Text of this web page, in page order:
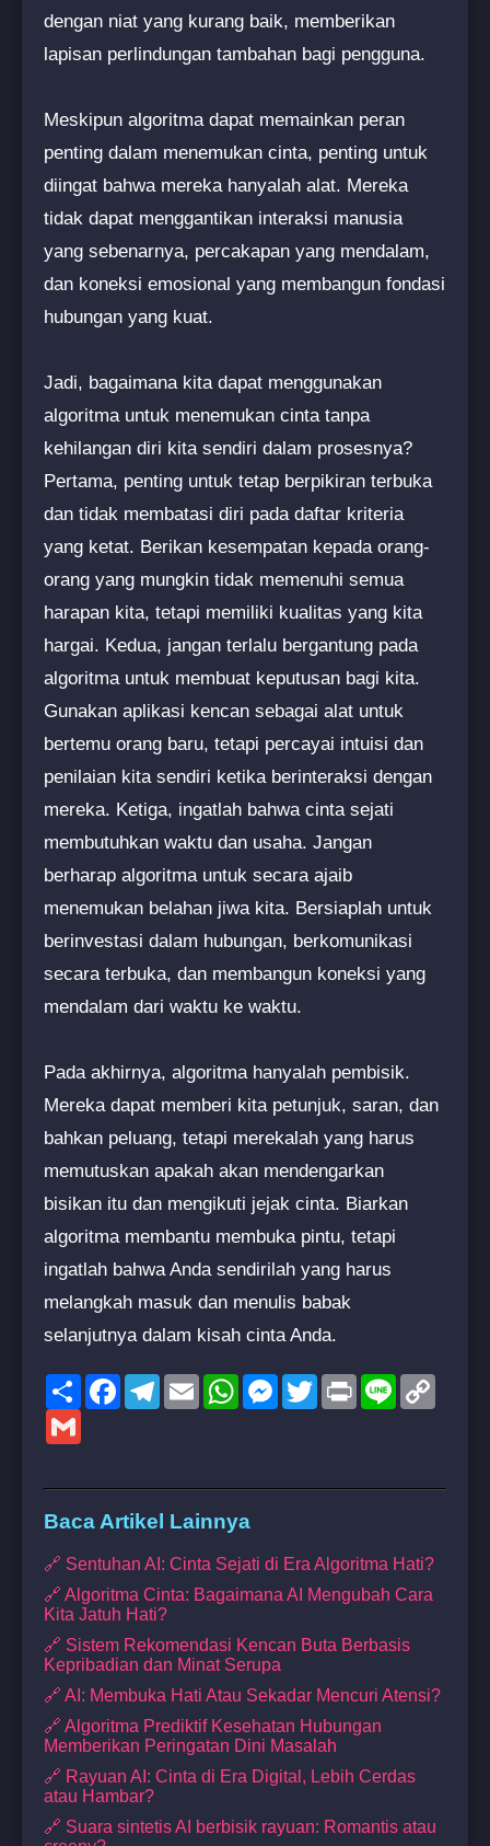
dengan niat yang kurang baik, memberikan
lapisan perlindungan tambahan bagi pengguna.
Meskipun algoritma dapat memainkan peran
penting dalam menemukan cinta, penting untuk
diingat bahwa mereka hanyalah alat. Mereka
tidak dapat menggantikan interaksi manusia
yang sebenarnya, percakapan yang mendalam,
dan koneksi emosional yang membangun fondasi
hubungan yang kuat.
Jadi, bagaimana kita dapat menggunakan
algoritma untuk menemukan cinta tanpa
kehilangan diri kita sendiri dalam prosesnya?
Pertama, penting untuk tetap berpikiran terbuka
dan tidak membatasi diri pada daftar kriteria
yang ketat. Berikan kesempatan kepada orang-
orang yang mungkin tidak memenuhi semua
harapan kita, tetapi memiliki kualitas yang kita
hargai. Kedua, jangan terlalu bergantung pada
algoritma untuk membuat keputusan bagi kita.
Gunakan aplikasi kencan sebagai alat untuk
bertemu orang baru, tetapi percayai intuisi dan
penilaian kita sendiri ketika berinteraksi dengan
mereka. Ketiga, ingatlah bahwa cinta sejati
membutuhkan waktu dan usaha. Jangan
berharap algoritma untuk secara ajaib
menemukan belahan jiwa kita. Bersiaplah untuk
berinvestasi dalam hubungan, berkomunikasi
secara terbuka, dan membangun koneksi yang
mendalam dari waktu ke waktu.
Pada akhirnya, algoritma hanyalah pembisik.
Mereka dapat memberi kita petunjuk, saran, dan
bahkan peluang, tetapi merekalah yang harus
memutuskan apakah akan mendengarkan
bisikan itu dan mengikuti jejak cinta. Biarkan
algoritma membantu membuka pintu, tetapi
ingatlah bahwa Anda sendirilah yang harus
melangkah masuk dan menulis babak
selanjutnya dalam kisah cinta Anda.
ShareFacebookTelegram
EmailWhatsAppMessenger
TwitterPrint Line
Baca Artikel Lainnya
🔗 Sentuhan AI: Cinta Sejati di Era Algoritma Hati?
🔗 Algoritma Cinta: Bagaimana AI Mengubah Cara
Kita Jatuh Hati?
🔗 Sistem Rekomendasi Kencan Buta Berbasis
Kepribadian dan Minat Serupa
🔗 AI: Membuka Hati Atau Sekadar Mencuri Atensi?
🔗 Algoritma Prediktif Kesehatan Hubungan
Memberikan Peringatan Dini Masalah
🔗 Rayuan AI: Cinta di Era Digital, Lebih Cerdas
atau Hambar?
🔗 Suara sintetis AI berbisik rayuan: Romantis atau